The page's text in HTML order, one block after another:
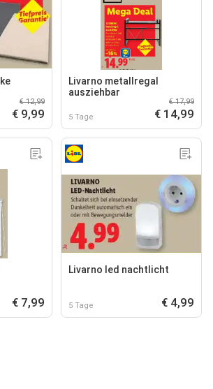
€ 12,99
€ 9,99
Livarno metallregal
ausziehbar
5 Tage
€ 17,99
€ 14,99
€ 7,99
Livarno led nachtlicht
5 Tage € 4,99